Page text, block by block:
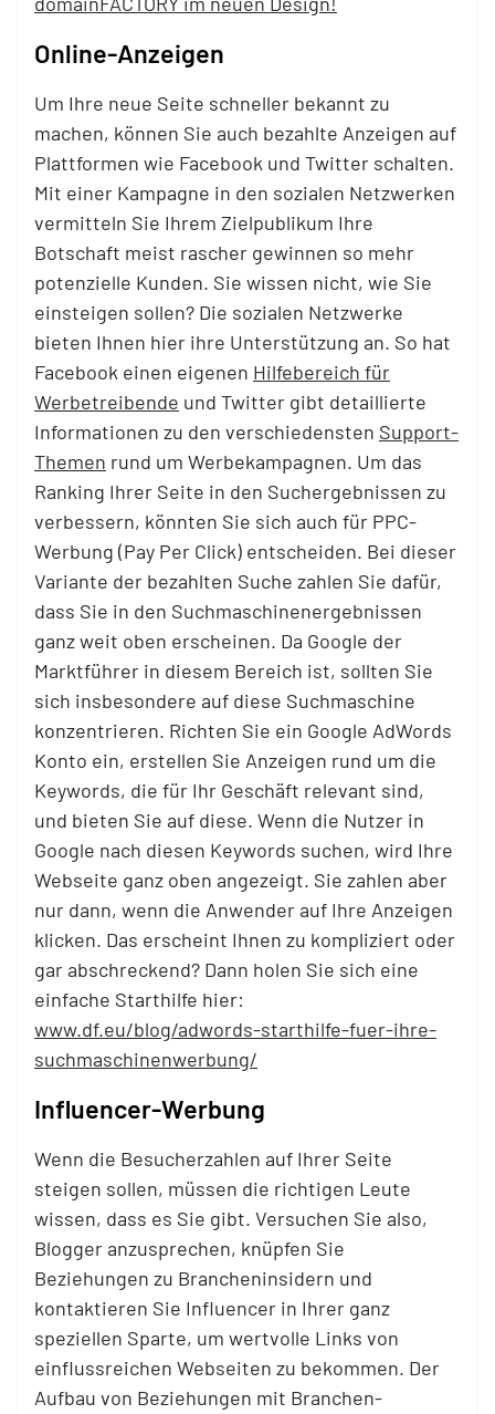
Online-Anzeigen
Um Ihre neue Seite schneller bekannt zu
machen, können Sie auch bezahlte Anzeigen auf
Plattformen wie Facebook und Twitter schalten.
Mit einer Kampagne in den sozialen Netzwerken
vermitteln Sie Ihrem Zielpublikum Ihre
Botschaft meist rascher gewinnen so mehr
potenzielle Kunden. Sie wissen nicht, wie Sie
einsteigen sollen? Die sozialen Netzwerke
bieten Ihnen hier ihre Unterstützung an. So hat
Facebook einen eigenen Hilfebereich für
Werbetreibende und Twitter gibt detaillierte
Informationen zu den verschiedensten Support-
Themen rund um Werbekampagnen. Um das
Ranking Ihrer Seite in den Suchergebnissen zu
verbessern, könnten Sie sich auch für PPC-
Werbung (Pay Per Click) entscheiden. Bei dieser
Variante der bezahlten Suche zahlen Sie dafür,
dass Sie in den Suchmaschinenergebnissen
ganz weit oben erscheinen. Da Google der
Marktführer in diesem Bereich ist, sollten Sie
sich insbesondere auf diese Suchmaschine
konzentrieren. Richten Sie ein Google AdWords
Konto ein, erstellen Sie Anzeigen rund um die
Keywords, die für Ihr Geschäft relevant sind,
und bieten Sie auf diese. Wenn die Nutzer in
Google nach diesen Keywords suchen, wird Ihre
Webseite ganz oben angezeigt. Sie zahlen aber
nur dann, wenn die Anwender auf Ihre Anzeigen
klicken. Das erscheint Ihnen zu kompliziert oder
gar abschreckend? Dann holen Sie sich eine
einfache Starthilfe hier:
www.df.eu/blog/adwords-starthilfe-fuer-ihre-
suchmaschinenwerbung/
Influencer-Werbung
Wenn die Besucherzahlen auf Ihrer Seite
steigen sollen, müssen die richtigen Leute
wissen, dass es Sie gibt. Versuchen Sie also,
Blogger anzusprechen, knüpfen Sie
Beziehungen zu Brancheninsidern und
kontaktieren Sie Influencer in Ihrer ganz
speziellen Sparte, um wertvolle Links von
einflussreichen Webseiten zu bekommen. Der
Aufbau von Beziehungen mit Branchen-